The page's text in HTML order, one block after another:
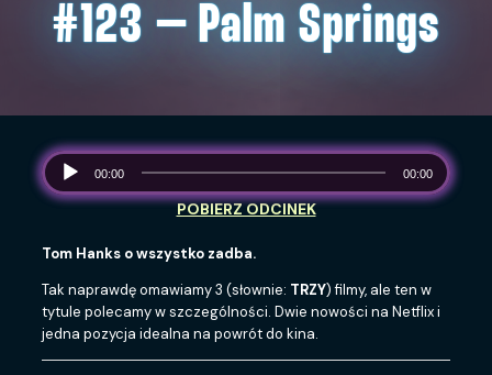
#123 – Palm Springs
00:00 00:00
Tom Hanks o wszystko zadba.
Tak naprawdę omawiamy 3 (słownie: TRZY) filmy, ale ten w
tytule polecamy w szczególności. Dwie nowości na Netflix i
jedna pozycja idealna na powrót do kina.